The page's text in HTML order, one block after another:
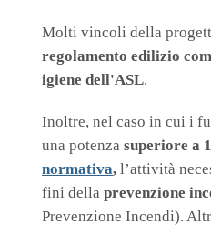
Molti vincoli della
regolamento edilizio
igiene dell'ASL.
Inoltre, nel caso in cui i
una potenza superiore a
normativa, l’attività
fini della prevenzione
Prevenzione Incendi).